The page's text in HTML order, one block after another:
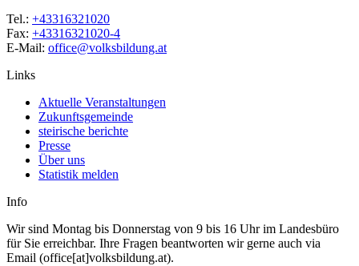
Tel.: +43316321020
Fax: +43316321020-4
E-Mail: office@volksbildung.at
Links
Aktuelle Veranstaltungen
Zukunftsgemeinde
steirische berichte
Presse
Über uns
Statistik melden
Info
Wir sind Montag bis Donnerstag von 9 bis 16 Uhr im Landesbüro
für Sie erreichbar. Ihre Fragen beantworten wir gerne auch via
Email (office[at]volksbildung.at).